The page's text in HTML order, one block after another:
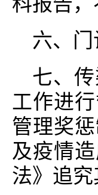
六、
七、
工作进
管理奖
及疫情
法》追究